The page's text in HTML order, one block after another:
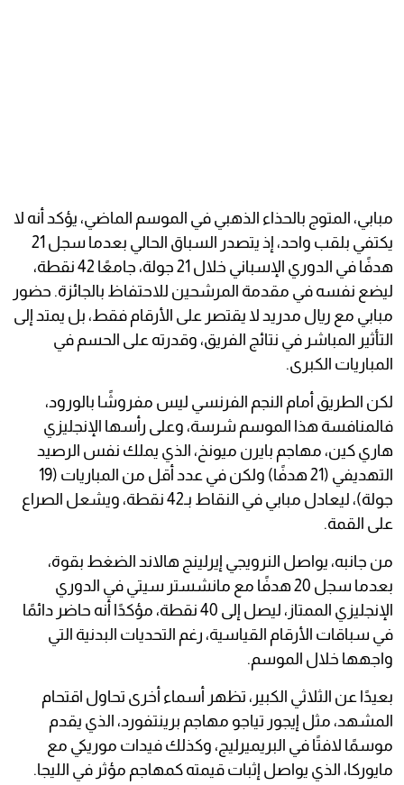
مبابي، المتوج بالحذاء الذهبي في الموسم الماضي، يؤكد أنه لا
يكتفي بلقب واحد، إذ يتصدر السباق الحالي بعدما سجل 21
هدفًا في الدوري الإسباني خلال 21 جولة، جامعًا 42 نقطة،
ليضع نفسه في مقدمة المرشحين للاحتفاظ بالجائزة. حضور
مبابي مع ريال مدريد لا يقتصر على الأرقام فقط، بل يمتد إلى
التأثير المباشر في نتائج الفريق، وقدرته على الحسم في
المباريات الكبرى.
لكن الطريق أمام النجم الفرنسي ليس مفروشًا بالورود،
فالمنافسة هذا الموسم شرسة، وعلى رأسها الإنجليزي
هاري كين، مهاجم بايرن ميونخ، الذي يملك نفس الرصيد
التهديفي (21 هدفًا) ولكن في عدد أقل من المباريات (19
جولة)، ليعادل مبابي في النقاط بـ42 نقطة، ويشعل الصراع
على القمة.
من جانبه، يواصل النرويجي إيرلينج هالاند الضغط بقوة،
بعدما سجل 20 هدفًا مع مانشستر سيتي في الدوري
الإنجليزي الممتاز، ليصل إلى 40 نقطة، مؤكدًا أنه حاضر دائمًا
في سباقات الأرقام القياسية، رغم التحديات البدنية التي
واجهها خلال الموسم.
بعيدًا عن الثلاثي الكبير، تظهر أسماء أخرى تحاول اقتحام
المشهد، مثل إيجور تياجو مهاجم برينتفورد، الذي يقدم
موسمًا لافتًا في البريميرليج، وكذلك فيدات موريكي مع
مايوركا، الذي يواصل إثبات قيمته كمهاجم مؤثر في الليجا.